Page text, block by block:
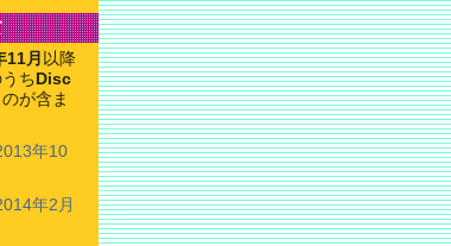
11月 以降
ち Disc
が含ま
年10
年2月